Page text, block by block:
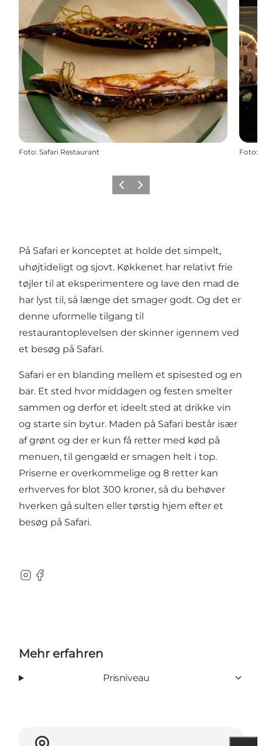
Foto: Safari Restaurant Foto:
ZurückWeiter
På Safari er konceptet at holde det simpelt,
uhøjtideligt og sjovt. Køkkenet har relativt frie
tøjler til at eksperimentere og lave den mad de
har lyst til, så længe det smager godt. Og det er
denne uformelle tilgang til
restaurantoplevelsen der skinner igennem ved
et besøg på Safari.
Safari er en blanding mellem et spisested og en
bar. Et sted hvor middagen og festen smelter
sammen og derfor et ideelt sted at drikke vin
og starte sin bytur. Maden på Safari består især
af grønt og der er kun få retter med kød på
menuen, til gengæld er smagen helt i top.
Priserne er overkommelige og 8 retter kan
erhverves for blot 300 kroner, så du behøver
hverken gå sulten eller tørstig hjem efter et
besøg på Safari.
Instagram
Facebook
Mehr erfahren
Prisniveau